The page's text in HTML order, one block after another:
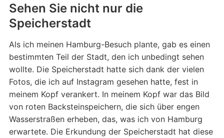
Sehen Sie nicht nur die
Speicherstadt
Als ich meinen Hamburg-Besuch plante, gab es einen
bestimmten Teil der Stadt, den ich unbedingt sehen
wollte. Die Speicherstadt hatte sich dank der vielen
Fotos, die ich auf Instagram gesehen hatte, fest in
meinem Kopf verankert. In meinem Kopf war das Bild
von roten Backsteinspeichern, die sich über engen
Wasserstraßen erheben, das, was ich von Hamburg
erwartete. Die Erkundung der Speicherstadt hat diese